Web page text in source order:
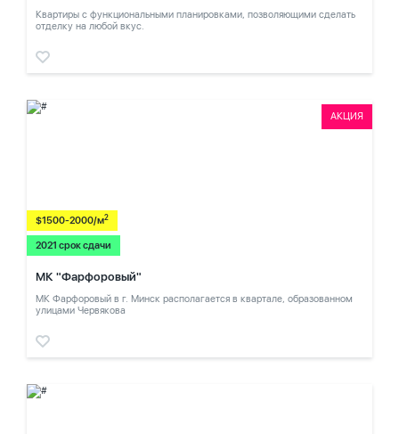
Квартиры с функциональными планировками, позволяющими сделать
отделку на любой вкус.
АКЦИЯ
$1500-2000/м2
2021 срок сдачи
МК "Фарфоровый"
МК Фарфоровый в г. Минск располагается в квартале, образованном
улицами Червякова